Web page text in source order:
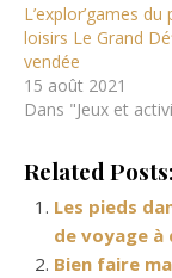
L’explor’games du
loisirs Le Grand
vendée
15 août 2021
Dans "Jeux et
Related Posts:
Les pieds
de voyage à
Bien faire